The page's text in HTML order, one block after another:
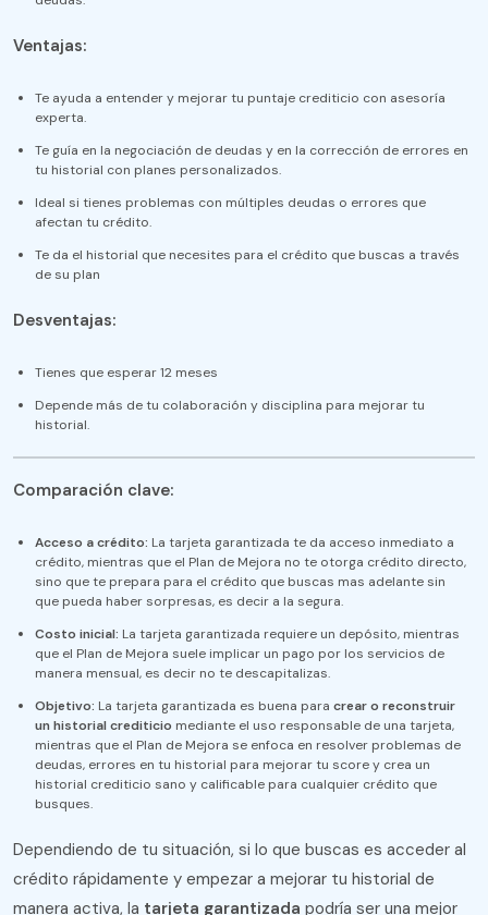
Ventajas:
Te ayuda a entender y mejorar tu puntaje crediticio con asesoría
experta.
Te guía en la negociación de deudas y en la corrección de errores en
tu historial con planes personalizados.
Ideal si tienes problemas con múltiples deudas o errores que
afectan tu crédito.
Te da el historial que necesites para el crédito que buscas a través
de su plan
Desventajas:
Tienes que esperar 12 meses
Depende más de tu colaboración y disciplina para mejorar tu
historial.
Comparación clave:
Acceso a crédito: La tarjeta garantizada te da acceso inmediato a
crédito, mientras que el Plan de Mejora no te otorga crédito directo,
sino que te prepara para el crédito que buscas mas adelante sin
que pueda haber sorpresas, es decir a la segura.
Costo inicial: La tarjeta garantizada requiere un depósito, mientras
que el Plan de Mejora suele implicar un pago por los servicios de
manera mensual, es decir no te descapitalizas.
Objetivo: La tarjeta garantizada es buena para crear o reconstruir
un historial crediticio mediante el uso responsable de una tarjeta,
mientras que el Plan de Mejora se enfoca en resolver problemas de
deudas, errores en tu historial para mejorar tu score y crea un
historial crediticio sano y calificable para cualquier crédito que
busques.
Dependiendo de tu situación, si lo que buscas es acceder al
crédito rápidamente y empezar a mejorar tu historial de
manera activa, la tarjeta garantizada podría ser una mejor